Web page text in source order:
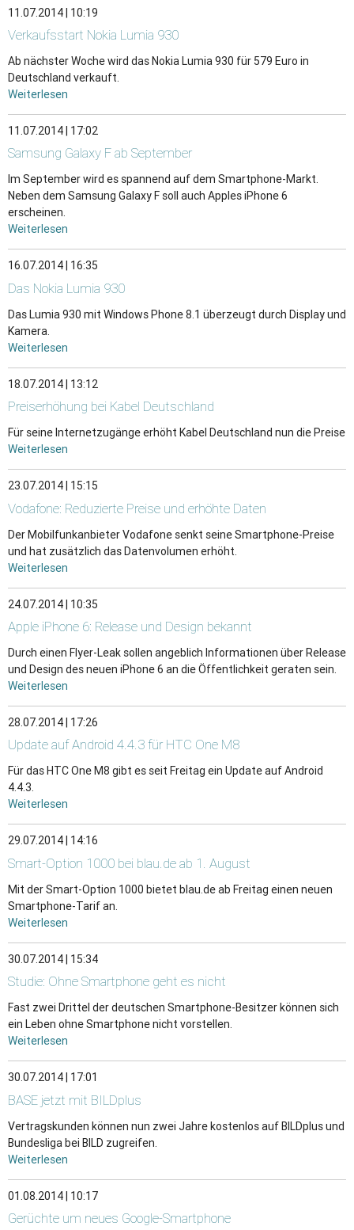
11.07.2014 | 10:19
Verkaufsstart Nokia Lumia 930
Ab nächster Woche wird das Nokia Lumia 930 für 579 Euro in
Deutschland verkauft.
Weiterlesen
11.07.2014 | 17:02
Samsung Galaxy F ab September
Im September wird es spannend auf dem Smartphone-Markt.
Neben dem Samsung Galaxy F soll auch Apples iPhone 6
erscheinen.
Weiterlesen
16.07.2014 | 16:35
Das Nokia Lumia 930
Das Lumia 930 mit Windows Phone 8.1 überzeugt durch Display und
Kamera.
Weiterlesen
18.07.2014 | 13:12
Preiserhöhung bei Kabel Deutschland
Für seine Internetzugänge erhöht Kabel Deutschland nun die Preise
Weiterlesen
23.07.2014 | 15:15
Vodafone: Reduzierte Preise und erhöhte Daten
Der Mobilfunkanbieter Vodafone senkt seine Smartphone-Preise
und hat zusätzlich das Datenvolumen erhöht.
Weiterlesen
24.07.2014 | 10:35
Apple iPhone 6: Release und Design bekannt
Durch einen Flyer-Leak sollen angeblich Informationen über Release
und Design des neuen iPhone 6 an die Öffentlichkeit geraten sein.
Weiterlesen
28.07.2014 | 17:26
Update auf Android 4.4.3 für HTC One M8
Für das HTC One M8 gibt es seit Freitag ein Update auf Android
4.4.3.
Weiterlesen
29.07.2014 | 14:16
Smart-Option 1000 bei blau.de ab 1. August
Mit der Smart-Option 1000 bietet blau.de ab Freitag einen neuen
Smartphone-Tarif an.
Weiterlesen
30.07.2014 | 15:34
Studie: Ohne Smartphone geht es nicht
Fast zwei Drittel der deutschen Smartphone-Besitzer können sich
ein Leben ohne Smartphone nicht vorstellen.
Weiterlesen
30.07.2014 | 17:01
BASE jetzt mit BILDplus
Vertragskunden können nun zwei Jahre kostenlos auf BILDplus und
Bundesliga bei BILD zugreifen.
Weiterlesen
01.08.2014 | 10:17
Gerüchte um neues Google-Smartphone